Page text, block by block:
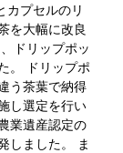
カプセルのリ
を大幅に改良
ドリップポッ
。 ドリップポ
う茶葉で納得
し選定を行い
業遺産認定の
しました。 ま